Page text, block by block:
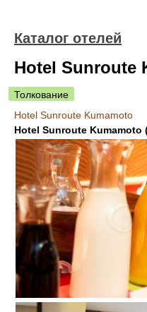
Каталог отелей
Hotel Sunroute
Толкование
Hotel Sunroute Kumamoto
Hotel Sunroute Kumamoto